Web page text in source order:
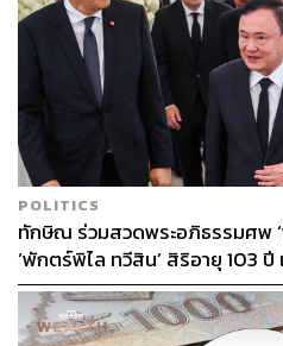
POLITICS
ทักษิณ ร่วมสวดพระอภิธรรมศพ
‘พักตร์พิไล ทวีสิน’ สิริอายุ 103
หลากวงการร่วมอาลัย